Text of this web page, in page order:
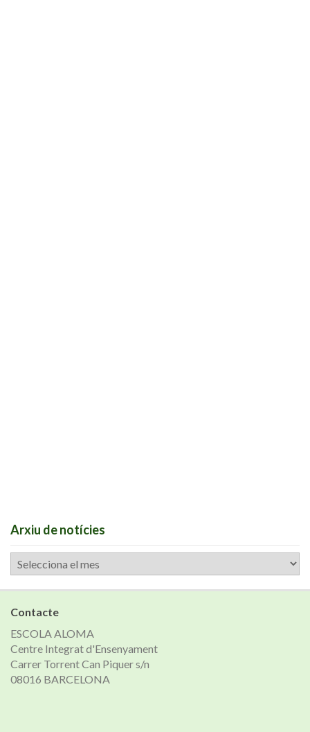
Arxiu de notícies
Arxiu
de
notícies
Contacte
ESCOLA ALOMA
Centre Integrat d'Ensenyament
Carrer Torrent Can Piquer s/n
08016 BARCELONA